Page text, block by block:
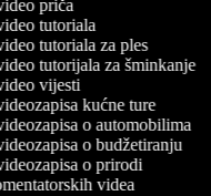
priča
tutoriala
tutoriala za ples
tutorijala za šminkanje
vijesti
kućne ture
o automobilima
o budžetiranju
o prirodi
videa